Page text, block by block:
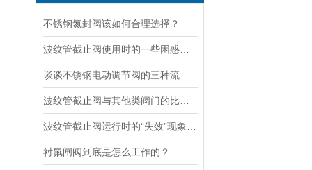
不锈钢氮封阀该如何合理选择？
衬氟闸阀到底是怎么工作的？